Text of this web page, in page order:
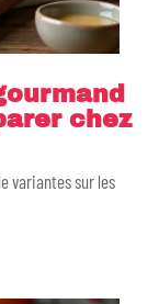
chez
variantes sur les